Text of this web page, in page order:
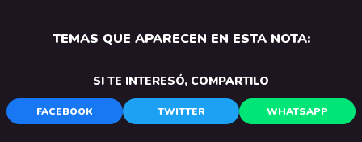
TEMAS QUE APARECEN EN ESTA NOTA:
SI TE INTERESÓ, COMPARTILO
FACEBOOK TWITTER WHATSAPP